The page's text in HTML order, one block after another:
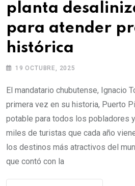
planta
para atender
histórica
19 OCTUBRE, 2025
El mandatario chubutense, Ignacio
primera vez en su historia, Puerto
potable para todos los pobladores
miles de turistas que cada año
los destinos más atractivos del
que contó con la